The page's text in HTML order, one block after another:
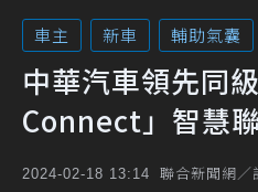
車主 新車 輔助氣囊
中華汽車領先同
Connect」智慧
2024-02-18 13:14 聯合新聞網／